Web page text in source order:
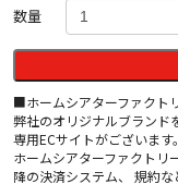
数量
■ホームシアターファクト
弊社のオリジナルブランド
専用ECサイトがございます。
ホームシアターファクトリ
降の決済システム、 規約な